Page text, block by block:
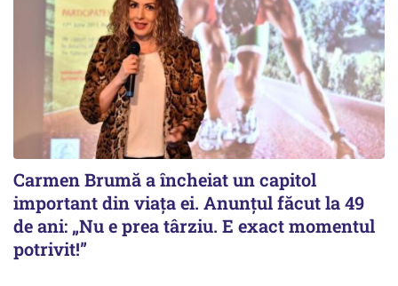
Carmen Brumă a încheiat un capitol
important din viața ei. Anunțul făcut la 49
de ani: „Nu e prea târziu. E exact momentul
potrivit!”